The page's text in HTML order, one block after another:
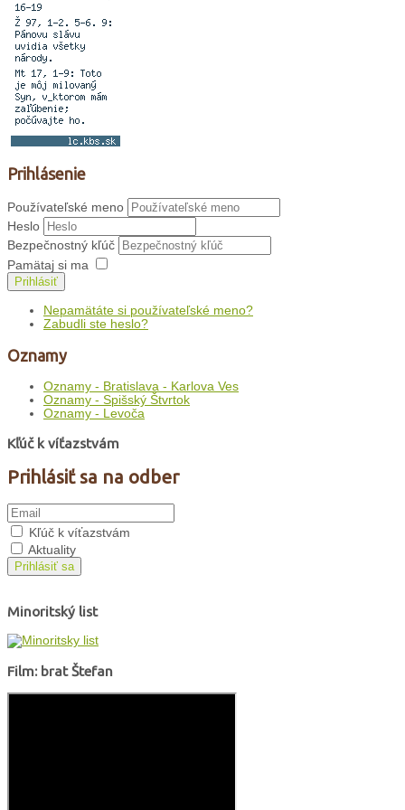
Prihlásenie
Používateľské meno
Heslo
Bezpečnostný kľúč
Pamätaj si ma
Prihlásiť
Nepamätáte si používateľské meno?
Zabudli ste heslo?
Oznamy
Oznamy - Bratislava - Karlova Ves
Oznamy - Spišský Štvrtok
Oznamy - Levoča
Kľúč k víťazstvám
Prihlásiť sa na odber
Kľúč k víťazstvám
Aktuality
Prihlásiť sa
Minoritský list
Film: brat Štefan